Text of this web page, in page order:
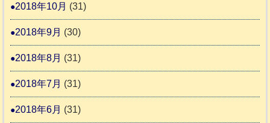
2018年10月 (31)
2018年9月 (30)
2018年8月 (31)
2018年7月 (31)
2018年6月 (31)